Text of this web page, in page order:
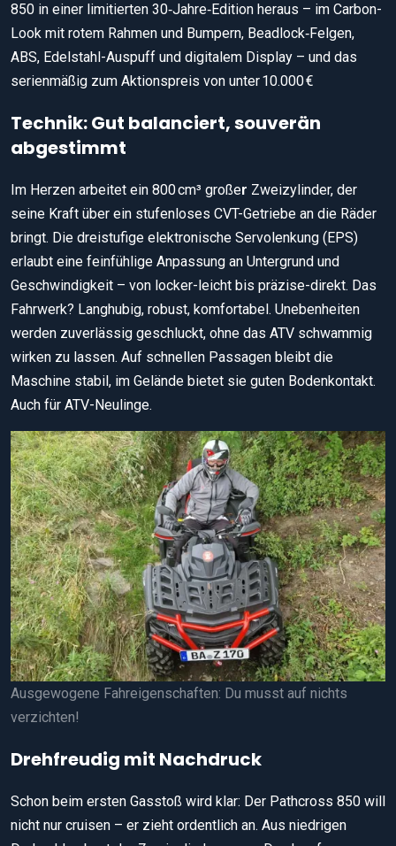
850 in einer limitierten 30‑Jahre‑Edition heraus – im Carbon-
Look mit rotem Rahmen und Bumpern, Beadlock‑Felgen,
ABS, Edelstahl-Auspuff und digitalem Display – und das
serienmäßig zum Aktionspreis von unter 10.000 €
Technik: Gut balanciert, souverän
abgestimmt
Im Herzen arbeitet ein 800 cm³ großer Zweizylinder, der
seine Kraft über ein stufenloses CVT-Getriebe an die Räder
bringt. Die dreistufige elektronische Servolenkung (EPS)
erlaubt eine feinfühlige Anpassung an Untergrund und
Geschwindigkeit – von locker-leicht bis präzise-direkt. Das
Fahrwerk? Langhubig, robust, komfortabel. Unebenheiten
werden zuverlässig geschluckt, ohne das ATV schwammig
wirken zu lassen. Auf schnellen Passagen bleibt die
Maschine stabil, im Gelände bietet sie guten Bodenkontakt.
Auch für ATV-Neulinge.
Ausgewogene Fahreigenschaften: Du musst auf nichts
verzichten!
Drehfreudig mit Nachdruck
Schon beim ersten Gasstoß wird klar: Der Pathcross 850 will
nicht nur cruisen – er zieht ordentlich an. Aus niedrigen